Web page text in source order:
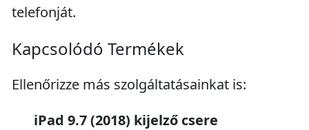
telefonját.
Kapcsolódó Termékek
Ellenőrizze más szolgáltatásainkat is:
iPad 9.7 (2018) kijelző csere